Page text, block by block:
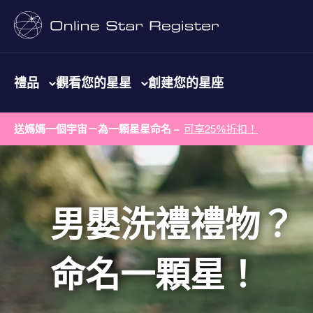
禮品 觀看您的星星 創建您的星座
送媽媽一個宇宙－為一顆星星命名 – 可享25%折扣！
男嬰洗禮禮物？
命名一顆星！